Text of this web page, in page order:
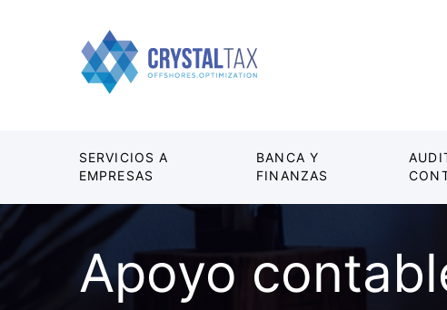
SERVICIOS A
EMPRESAS
BANCA Y
FINANZAS
Apoyo